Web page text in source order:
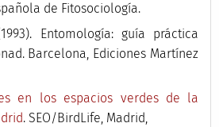
de Fitosociología.
Entomología: guía práctica
Barcelona, Ediciones Martínez
en los espacios verdes de la
. SEO/BirdLife, Madrid,